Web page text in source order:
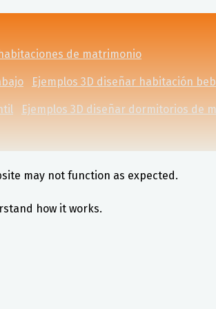
de matrimonio
Ejemplos 3D diseñar habitación
Ejemplos 3D diseñar dormitorios de
may not function as expected.
how it works.